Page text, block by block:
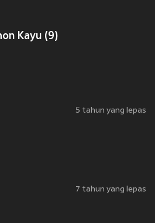
Kayu (9)
5 tahun yang lepas
7 tahun yang lepas